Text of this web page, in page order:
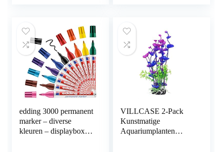
edding 3000 permanent
marker – diverse
kleuren – displaybox
VILLCASE 2-Pack
Kunstmatige
Aquariumplanten